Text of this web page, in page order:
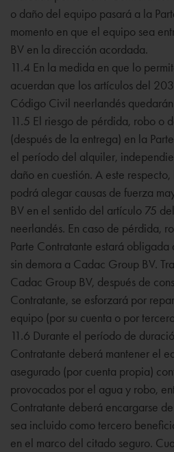
o daño del equipo pasará a la
momento en que el equipo sea
BV en la dirección acordada.
11.4 En la medida en que lo
acuerdan que los artículos del
Código Civil neerlandés
11.5 El riesgo de pérdida, robo o
(después de la entrega) en la
el período del alquiler,
daño en cuestión. A este
podrá alegar causas de fuerza
BV en el sentido del artículo 75
neerlandés. En caso de pérdida,
Parte Contratante estará
sin demora a Cadac Group BV.
Cadac Group BV, después de
Contratante, se esforzará por
equipo (por su cuenta o por
11.6 Durante el período de
Contratante deberá mantener el
asegurado (por cuenta propia)
provocados por el agua y robo,
Contratante deberá encargarse
sea incluido como tercero
en el marco del citado seguro.